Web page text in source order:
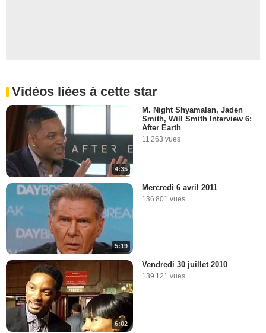
Vidéos liées à cette star
4:35
M. Night Shyamalan, Jaden
Smith, Will Smith Interview 6:
After Earth
11 263 vues
5:19
Mercredi 6 avril 2011
136 801 vues
6:02
Vendredi 30 juillet 2010
139 121 vues